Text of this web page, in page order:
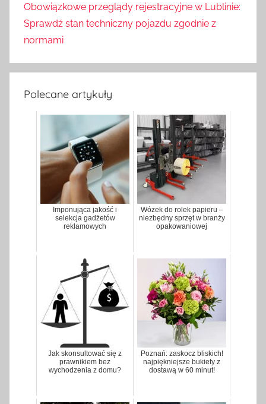
Obowiązkowe przeglądy rejestracyjne w Lublinie:
Sprawdź stan techniczny pojazdu zgodnie z
normami
Polecane artykuły
Imponująca jakość i
selekcja gadżetów
reklamowych
Wózek do rolek papieru –
niezbędny sprzęt w branży
opakowaniowej
Jak skonsultować się z
prawnikiem bez
wychodzenia z domu?
Poznań: zaskocz bliskich!
najpiękniejsze bukiety z
dostawą w 60 minut!